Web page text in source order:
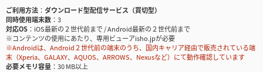
ご利用方法
ダウンロード型配信サービス（買切型）
同時使用端末数
3
対応OS
iOS最新の２世代前まで / Android最新の２世代前まで
※コンテンツの使用にあたり、専用ビューアisho.jpが必要
※Androidは、Android２世代前の端末のうち、国内キャリア経由で販売されている端
末（Xperia、GALAXY、AQUOS、ARROWS、Nexusなど）にて動作確認しています
必要メモリ容量
30 MB以上